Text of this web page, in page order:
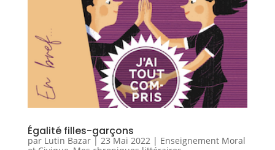
Égalité filles-garçons
par Lutin Bazar| 23 Mai 2022| Enseignement Moral